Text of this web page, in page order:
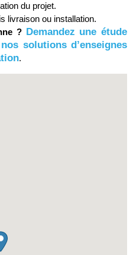
du projet.
livraison ou installation.
?
Demandez une étude
nos solutions d’enseignes
.